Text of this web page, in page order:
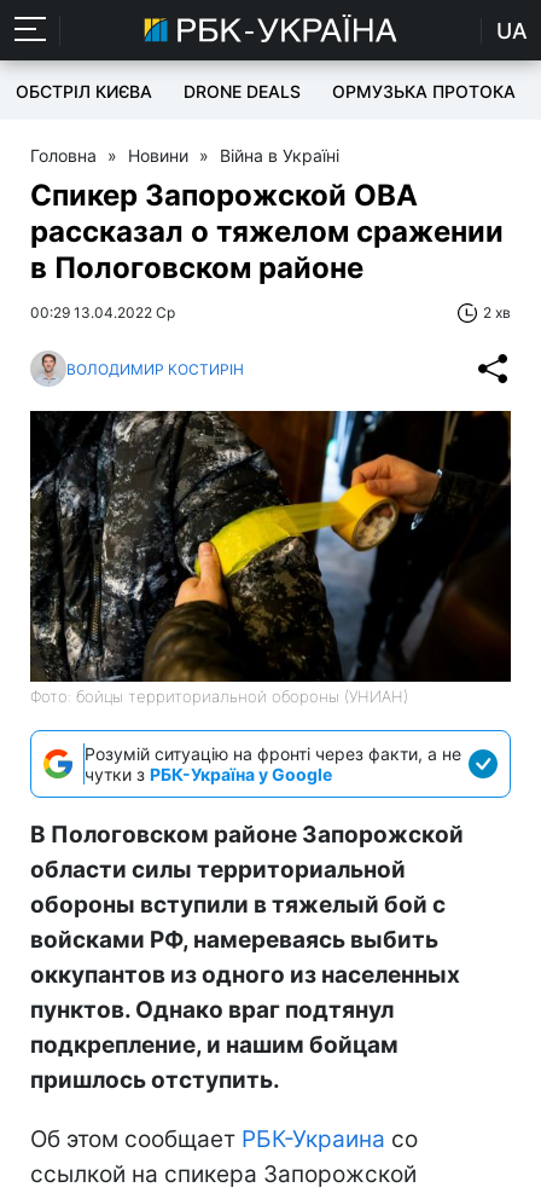
UA
ОБСТРІЛ КИЄВА DRONE DEALS ОРМУЗЬКА ПРОТОКА
Головна » Новини » Війна в Україні
Спикер Запорожской ОВА
рассказал о тяжелом сражении
в Пологовском районе
00:29 13.04.2022 Ср 2 хв
ВОЛОДИМИР КОСТИРІН
Фото: бойцы территориальной обороны (УНИАН)
Розумій ситуацію на фронті через факти, а не
чутки з РБК-Україна у Google
В Пологовском районе Запорожской
области силы территориальной
обороны вступили в тяжелый бой с
войсками РФ, намереваясь выбить
оккупантов из одного из населенных
пунктов. Однако враг подтянул
подкрепление, и нашим бойцам
пришлось отступить.
Об этом сообщает РБК-Украина со
ссылкой на спикера Запорожской